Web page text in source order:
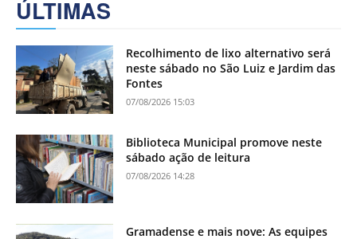
ÚLTIMAS
Recolhimento de lixo alternativo será
neste sábado no São Luiz e Jardim das
Fontes
07/08/2026 15:03
Biblioteca Municipal promove neste
sábado ação de leitura
07/08/2026 14:28
Gramadense e mais nove: As equipes